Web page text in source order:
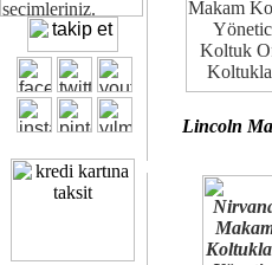
Ofisinizin dekorasyonunda
Çünkü sitemizde bulunan seçkin
Size yakışan ofis koltuk
Kalite ve ergonomiyi arıyanların
Lincoln